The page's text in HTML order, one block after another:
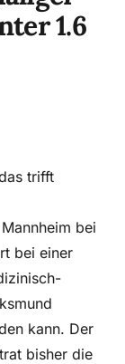
1.6
trifft
bei
bei einer
kann. Der
bisher die